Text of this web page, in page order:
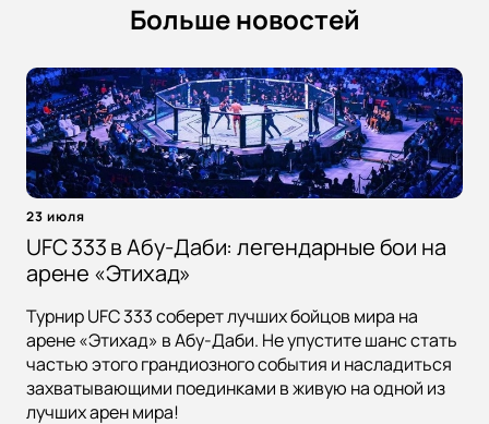
Больше новостей
23 июля
UFC 333 в Абу-Даби: легендарные бои на
арене «Этихад»
Турнир UFC 333 соберет лучших бойцов мира на
арене «Этихад» в Абу-Даби. Не упустите шанс стать
частью этого грандиозного события и насладиться
захватывающими поединками в живую на одной из
лучших арен мира!